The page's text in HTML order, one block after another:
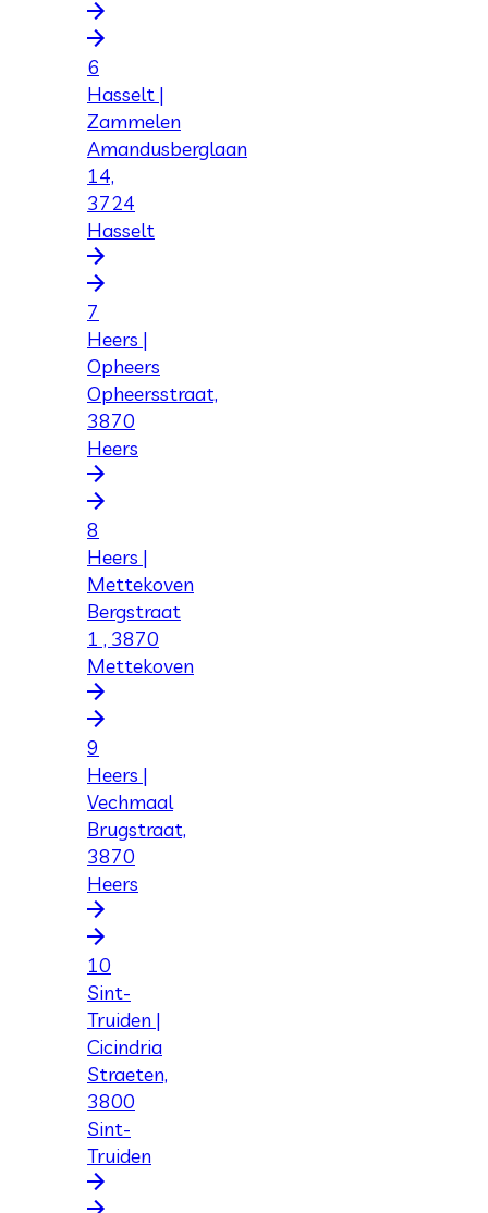
6
Hasselt |
Zammelen
Amandusberglaan
14,
3724
Hasselt
7
Heers |
Opheers
Opheersstraat,
3870
Heers
8
Heers |
Mettekoven
Bergstraat
1 , 3870
Mettekoven
9
Heers |
Vechmaal
Brugstraat,
3870
Heers
10
Sint-
Truiden |
Cicindria
Straeten,
3800
Sint-
Truiden